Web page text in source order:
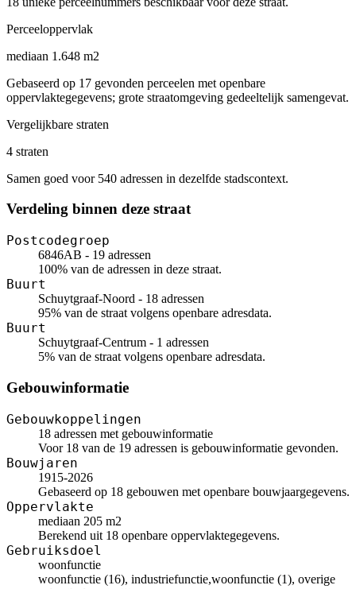
Perceeloppervlak
mediaan 1.648 m2
Gebaseerd op 17 gevonden perceelen met openbare
oppervlaktegegevens; grote straatomgeving gedeeltelijk samengevat.
Vergelijkbare straten
4 straten
Samen goed voor 540 adressen in dezelfde stadscontext.
Verdeling binnen deze straat
Postcodegroep
6846AB - 19 adressen
100% van de adressen in deze straat.
Buurt
Schuytgraaf-Noord - 18 adressen
95% van de straat volgens openbare adresdata.
Buurt
Schuytgraaf-Centrum - 1 adressen
5% van de straat volgens openbare adresdata.
Gebouwinformatie
Gebouwkoppelingen
18 adressen met gebouwinformatie
Voor 18 van de 19 adressen is gebouwinformatie gevonden.
Bouwjaren
1915-2026
Gebaseerd op 18 gebouwen met openbare bouwjaargegevens.
Oppervlakte
mediaan 205 m2
Berekend uit 18 openbare oppervlaktegegevens.
Gebruiksdoel
woonfunctie
woonfunctie (16), industriefunctie,woonfunctie (1), overige